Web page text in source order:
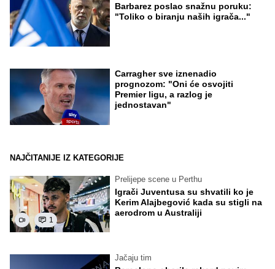
Barbarez poslao snažnu poruku:
"Toliko o biranju naših igrača..."
Carragher sve iznenadio
prognozom: "Oni će osvojiti
Premier ligu, a razlog je
jednostavan"
NAJČITANIJE IZ KATEGORIJE
1
Prelijepe scene u Perthu
Igrači Juventusa su shvatili ko je
Kerim Alajbegović kada su stigli na
aerodrom u Australiji
Jačaju tim